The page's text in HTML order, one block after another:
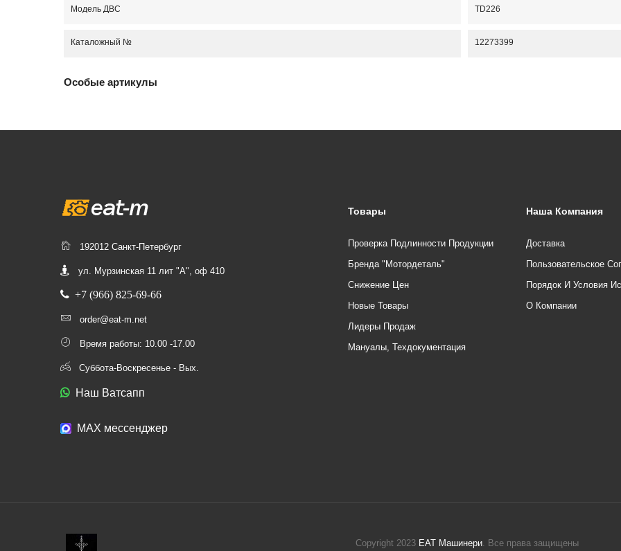
Модель ДВС TD226
Каталожный № 12273399
Особые артикулы
192012 Санкт-Петербург
ул. Мурзинская 11 лит "А", оф 410
+7 (966) 825-69-66
order@eat-m.net
Время работы: 10.00 -17.00
Суббота-Воскресенье - Вых.
Наш Ватсапп
МАХ мессенджер
Товары
Проверка Подлинности Продукции
Бренда "Мотордеталь"
Снижение Цен
Новые Товары
Лидеры Продаж
Мануалы, Техдокументация
Наша Компания
Доставка
Пользовательское
Порядок И Условия
О Компании
Copyright 2023 ЕАТ Машинери. Все права защищены